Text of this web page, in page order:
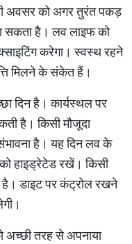
अवसर को अगर तुरंत पकड़
सकता है। लव लाइफ को
करेगा। स्वस्थ रहने
मिलने के संकेत हैं।
दिन है। कार्यस्थल पर
है। किसी मौजूदा
है। यह दिन लव के
हाइड्रेटेड रखें। किसी
है। डाइट पर कंट्रोल रखने
अच्छी तरह से अपनाया